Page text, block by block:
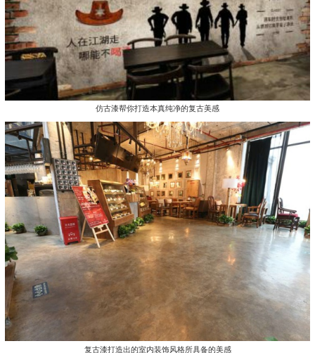
仿古漆帮你打造本真纯净的复古美感
复古漆打造出的室内装饰风格所具备的美感